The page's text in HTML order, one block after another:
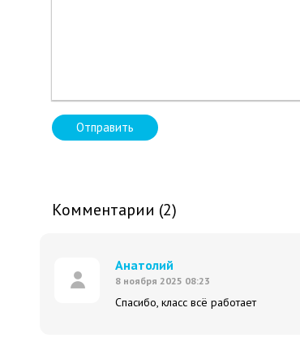
Отправить
Комментарии (2)
Анатолий
8 ноября 2025 08:23
Спасибо, класс всё работает